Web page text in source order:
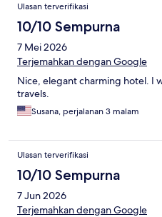
Ulasan terverifikasi
10/10 Sempurna
7 Mei 2026
Terjemahkan dengan Google
Nice, elegant charming hotel. I
travels.
Susana, perjalanan 3 malam
Ulasan terverifikasi
10/10 Sempurna
7 Jun 2026
Terjemahkan dengan Google